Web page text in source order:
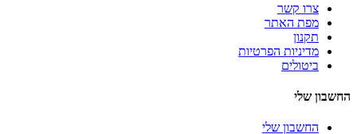
צרו קשר
מפת האתר
תקנון
מדיניות הפרטיות
ביטולים
החשבון שלי
החשבון שלי